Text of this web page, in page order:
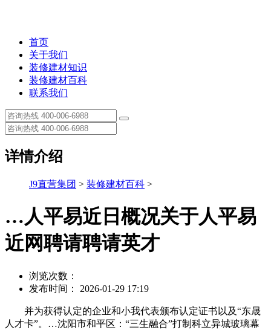
首页
关于我们
装修建材知识
装修建材百科
联系我们
详情介绍
J9直营集团 > 装修建材百科 >
…人平易近日概况关于人平易
近网聘请聘请英才
浏览次数：
发布时间： 2026-01-29 17:19
并为获得认定的企业和小我代表颁布认定证书以及“东晟
人才卡”。…沈阳市和平区：“三生融合”打制科立异城玻璃幕